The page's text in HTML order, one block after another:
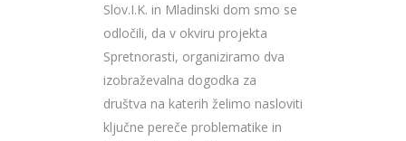
Slov.I.K. in Mladinski dom smo se
odločili, da v okviru projekta
Spretnorasti, organiziramo dva
izobraževalna dogodka za
društva na katerih želimo nasloviti
ključne pereče problematike in